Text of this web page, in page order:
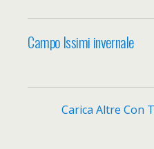
Campo Issimi invernale
Carica Altre Con